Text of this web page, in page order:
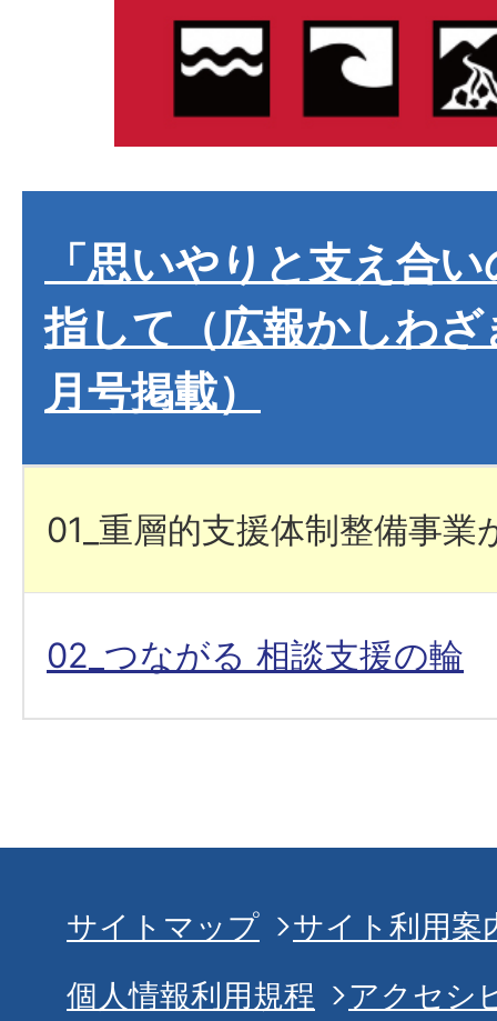
「思いやりと支え合
指して（広報かしわ
月号掲載）
01_重層的支援体制整備事業
02_つながる 相談支援の輪
サイトマップ
サイト利用案
個人情報利用規程
アクセシ